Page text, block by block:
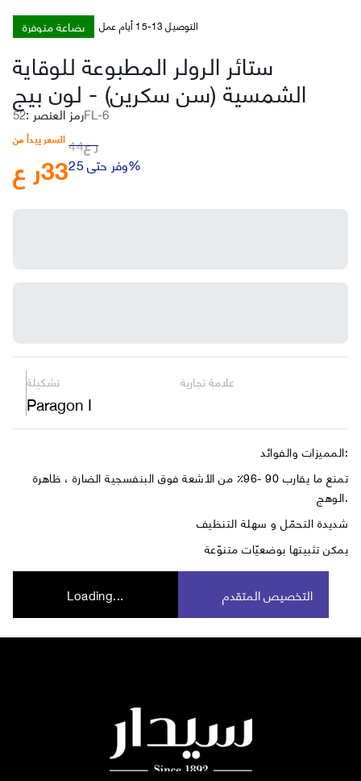
بضاعة متوفرة التوصيل 13-15 أيام عمل
ستائر الرولر المطبوعة للوقاية
الشمسية (سن سكرين) - لون بيج
رمز العنصر: 52FL-6
السعر يبدأ من
ر ع33
ر ع44
وفر حتى 25%
تشكيلة
Paragon I
علامة تجارية
المميزات والفوائد:
تمنع ما يقارب 90 -96٪ من الأشعة فوق البنفسجية الضارة ، ظاهرة
الوهج.
شديدة التحمّل و سهلة التنظيف
يمكن تثبيتها بوضعيّات متنوّعة
Loading... التخصيص المتقدم